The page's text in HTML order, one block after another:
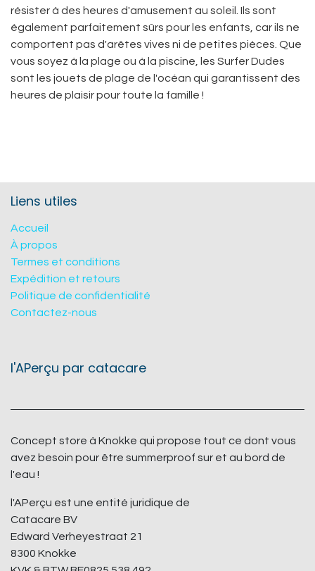
résister à des heures d'amusement au soleil. Ils sont
également parfaitement sûrs pour les enfants, car ils ne
comportent pas d'arêtes vives ni de petites pièces. Que
vous soyez à la plage ou à la piscine, les Surfer Dudes
sont les jouets de plage de l'océan qui garantissent des
heures de plaisir pour toute la famille !
Liens utiles
Accueil
À propos
Termes et conditions
Expédition et retours
Politique de confidentialité
Contactez-nous
l'APerçu par catacare
Concept store à Knokke qui propose tout ce dont vous
avez besoin pour être summerproof sur et au bord de
l'eau !
l'APerçu est une entité juridique de
Catacare BV
Edward Verheyestraat 21
8300 Knokke